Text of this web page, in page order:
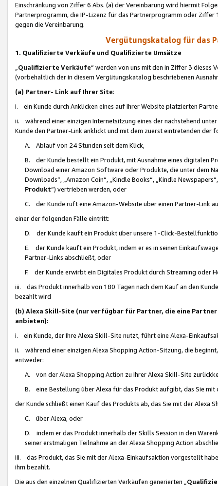
Einschränkung von Ziffer 6 Abs. (a) der Vereinbarung wird hiermit
Partnerprogramm, die IP-Lizenz für das Partnerprogramm oder
gegen die Vereinbarung.
Vergütungskatalog für das
1. Qualifizierte Verkäufe und Qualifizierte Umsätze
Qualifizierte Verkäufe“ werden von uns mit den in Ziffer 3
(vorbehaltlich der in diesem Vergütungskatalog beschriebenen
(a) Partner- Link auf Ihrer Site:
i. ein Kunde durch Anklicken eines auf Ihrer Website platzierten
ii. während einer einzigen Internetsitzung eines der nachstehend
Kunde den Partner-Link anklickt und mit dem zuerst eintretenden der
A. Ablauf von 24 Stunden seit dem Klick,
B. der Kunde bestellt ein Produkt, mit Ausnahme eines digitalen
Download einer Amazon Software oder Produkte, die unter dem
Downloads“, „Amazon Coin“, „Kindle Books“, „Kindle
Produkt“) vertrieben werden, oder
C. der Kunde ruft eine Amazon-Website über einen Partner-Link
einer der folgenden Fälle eintritt:
D. der Kunde kauft ein Produkt über unsere 1-Click-
E. der Kunde kauft ein Produkt, indem er es in seinen
Partner-Links abschließt, oder
F. der Kunde erwirbt ein Digitales Produkt durch Streaming oder
iii. das Produkt innerhalb von 180 Tagen nach dem Kauf an den
bezahlt wird
(b) Alexa Skill-Site (nur verfügbar für Partner, die eine
anbieten):
i. ein Kunde, der Ihre Alexa Skill-Site nutzt, führt eine Alexa-
ii. während einer einzigen Alexa Shopping Action-Sitzung, die
entweder:
A. von der Alexa Shopping Action zu Ihrer Alexa Skill-Site
B. eine Bestellung über Alexa für das Produkt aufgibt, das Sie mit
der Kunde schließt einen Kauf des Produkts ab, das Sie mit der Alexa
C. über Alexa, oder
D. indem er das Produkt innerhalb der Skills Session in den
seiner erstmaligen Teilnahme an der Alexa Shopping Action
iii. das Produkt, das Sie mit der Alexa-Einkaufsaktion vorgestellt
ihm bezahlt.
Die aus den einzelnen Qualifizierten Verkäufen generierten „